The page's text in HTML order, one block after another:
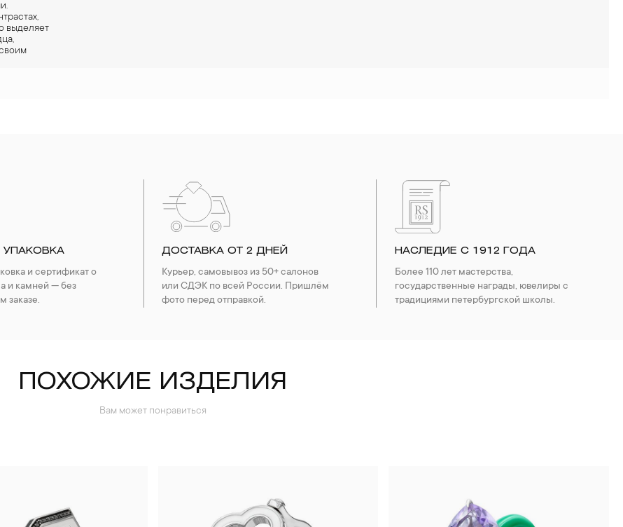
выделяет
и сертификат о
и камней — без
заказе.
ДОСТАВКА ОТ 2 ДНЕЙ
Курьер, самовывоз из 50+ салонов
или СДЭК по всей России. Пришлём
фото перед отправкой.
НАСЛЕДИЕ С 1912 ГОДА
Более 110 лет мастерства,
государственные награды, ювелиры с
традициями петербургской школы.
ПОХОЖИЕ ИЗДЕЛИЯ
Вам может понравиться